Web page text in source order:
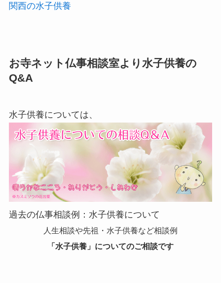
関西の水子供養
お寺ネット仏事相談室より水子供養の
Q&A
水子供養については、
過去の仏事相談例：水子供養について
人生相談や先祖・水子供養など相談例
「水子供養」についてのご相談です